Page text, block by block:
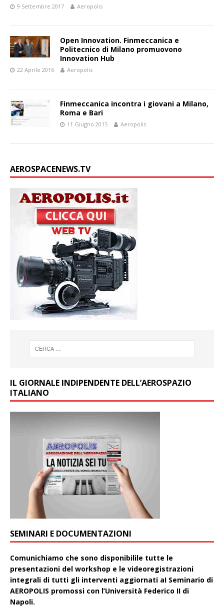
9 Settembre 2017 Aeropolis
Open Innovation. Finmeccanica e
Politecnico di Milano promuovono
Innovation Hub
22 Aprile 2016 Aeropolis
Finmeccanica incontra i giovani a Milano,
Roma e Bari
11 Giugno 2015 Aeropolis
AEROSPACENEWS.TV
IL GIORNALE INDIPENDENTE DELL’AEROSPAZIO
ITALIANO
SEMINARI E DOCUMENTAZIONI
Comunichiamo che sono disponibilile tutte le
presentazioni del workshop e le videoregistrazioni
integrali di tutti gli interventi aggiornati aI Seminario di
AEROPOLIS promossi con l’Università Federico II di
Napoli.